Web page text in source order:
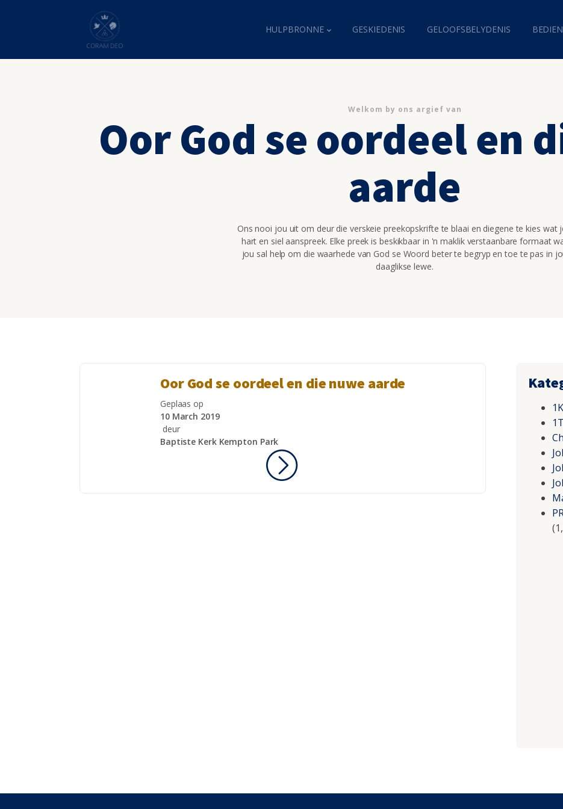
HULPBRONNE GESKIEDENIS GELOOFSBELYDENIS
Welkom by ons argief van
Oor God se oordeel en
aarde
Ons nooi jou uit om deur die verskeie preekopskrifte te blaai en diegene te kies wat
hart en siel aanspreek. Elke preek is beskikbaar in 'n maklik verstaanbare formaat
jou sal help om die waarhede van God se Woord beter te begryp en toe te pas in
daaglikse lewe.
Oor God se oordeel en die nuwe aarde
Geplaas op
10 March 2019
deur
Baptiste Kerk Kempton Park